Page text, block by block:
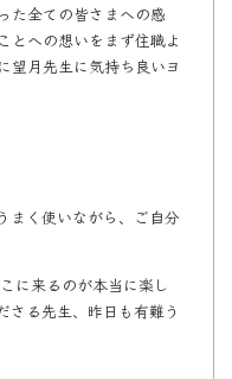
た全ての皆さまへの感
とへの想いをまず住職よ
望月先生に気持ち良いヨ
まく使いながら、ご自分
に来るのが本当に楽し
さる先生、昨日も有難う